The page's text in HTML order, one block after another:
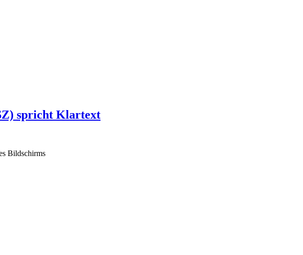
spricht Klartext
Bildschirms